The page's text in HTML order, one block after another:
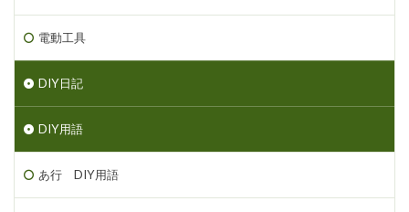
電動工具
DIY日記
DIY用語
あ行 DIY用語